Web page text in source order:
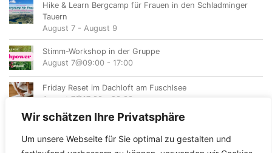
Wir schätzen Ihre Privatsphäre
Um unsere Webseite für Sie optimal zu gestalten und
Hike & Learn Bergcamp für Frauen in den Schladminger
Tauern
August 7 - August 9
Stimm-Workshop in der Gruppe
August 7@09:00 - 17:00
Friday Reset im Dachloft am Fuschlsee
August 7@17:00
20:00